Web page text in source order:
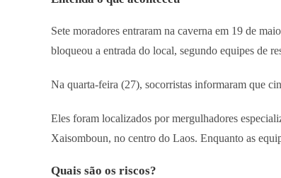
Sete moradores entraram na caverna em 19 de
bloqueou a entrada do local, segundo equipes de
Na quarta-feira (27), socorristas informaram que
Eles foram localizados por mergulhadores
Xaisomboun, no centro do Laos. Enquanto as
Quais são os riscos?